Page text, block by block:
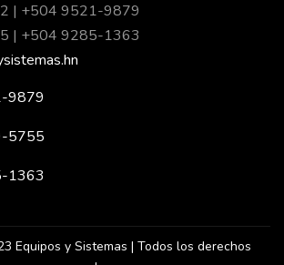
| +504 9521-9879
| +504 9285-1363
9879
5755
1363
Equipos y Sistemas | Todos los derechos